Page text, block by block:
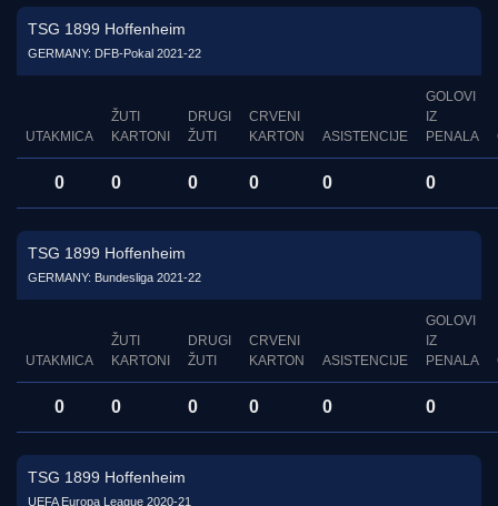
TSG 1899 Hoffenheim
GERMANY: DFB-Pokal 2021-22
UTAKMICA
ŽUTI
KARTONI
DRUGI
ŽUTI
CRVENI
KARTON
ASISTENCIJE
GOLOVI
IZ
PENALA
0 0 0 0 0 0
TSG 1899 Hoffenheim
GERMANY: Bundesliga 2021-22
UTAKMICA
ŽUTI
KARTONI
DRUGI
ŽUTI
CRVENI
KARTON
ASISTENCIJE
GOLOVI
IZ
PENALA
0 0 0 0 0 0
TSG 1899 Hoffenheim
UEFA Europa League 2020-21